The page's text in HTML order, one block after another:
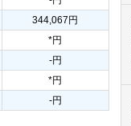
344,067円
*円
-円
*円
-円